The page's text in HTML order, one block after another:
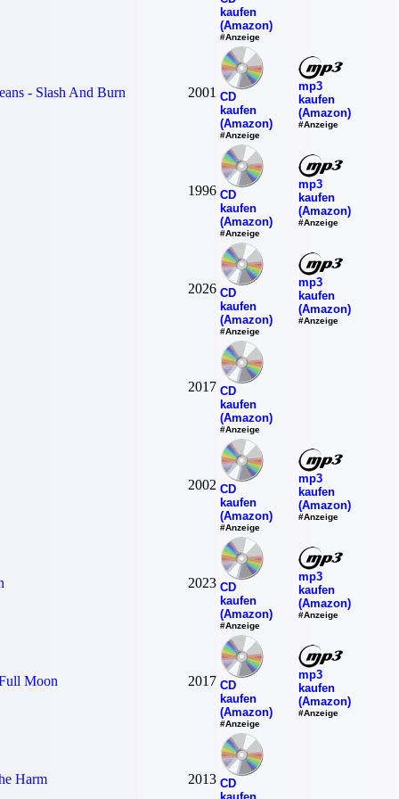
kaufen
(Amazon)
#Anzeige
- Slash And Burn 2001 CD
kaufen
(Amazon)
#Anzeige
mp3
kaufen
(Amazon)
#Anzeige
1996 CD
kaufen
(Amazon)
#Anzeige
mp3
kaufen
(Amazon)
#Anzeige
2026 CD
kaufen
(Amazon)
#Anzeige
mp3
kaufen
(Amazon)
#Anzeige
2017 CD
kaufen
(Amazon)
#Anzeige
2002 CD
kaufen
(Amazon)
#Anzeige
mp3
kaufen
(Amazon)
#Anzeige
2023 CD
kaufen
(Amazon)
#Anzeige
mp3
kaufen
(Amazon)
#Anzeige
Moon 2017 CD
kaufen
(Amazon)
#Anzeige
mp3
kaufen
(Amazon)
#Anzeige
Harm 2013 CD